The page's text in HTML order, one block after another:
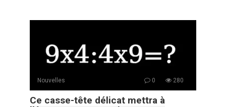
Nouvelles 0 280
Ce casse-tête délicat mettra à